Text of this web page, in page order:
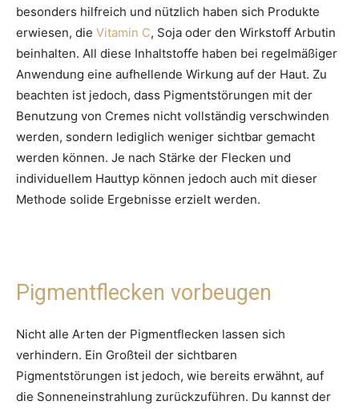
besonders hilfreich und nützlich haben sich Produkte
erwiesen, die Vitamin C, Soja oder den Wirkstoff Arbutin
beinhalten. All diese Inhaltstoffe haben bei regelmäßiger
Anwendung eine aufhellende Wirkung auf der Haut. Zu
beachten ist jedoch, dass Pigmentstörungen mit der
Benutzung von Cremes nicht vollständig verschwinden
werden, sondern lediglich weniger sichtbar gemacht
werden können. Je nach Stärke der Flecken und
individuellem Hauttyp können jedoch auch mit dieser
Methode solide Ergebnisse erzielt werden.
Pigmentflecken vorbeugen
Nicht alle Arten der Pigmentflecken lassen sich
verhindern. Ein Großteil der sichtbaren
Pigmentstörungen ist jedoch, wie bereits erwähnt, auf
die Sonneneinstrahlung zurückzuführen. Du kannst der